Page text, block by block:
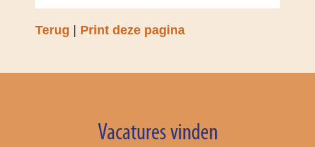
Terug | Print deze pagina
Vacatures vinden